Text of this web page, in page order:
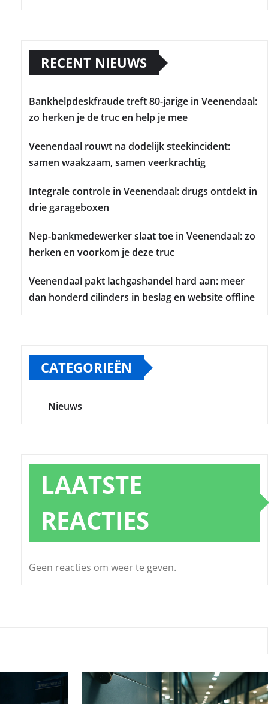
RECENT NIEUWS
Bankhelpdeskfraude treft 80-jarige in Veenendaal:
zo herken je de truc en help je mee
Veenendaal rouwt na dodelijk steekincident:
samen waakzaam, samen veerkrachtig
Integrale controle in Veenendaal: drugs ontdekt in
drie garageboxen
Nep-bankmedewerker slaat toe in Veenendaal: zo
herken en voorkom je deze truc
Veenendaal pakt lachgashandel hard aan: meer
dan honderd cilinders in beslag en website offline
CATEGORIEËN
Nieuws
LAATSTE
REACTIES
Geen reacties om weer te geven.